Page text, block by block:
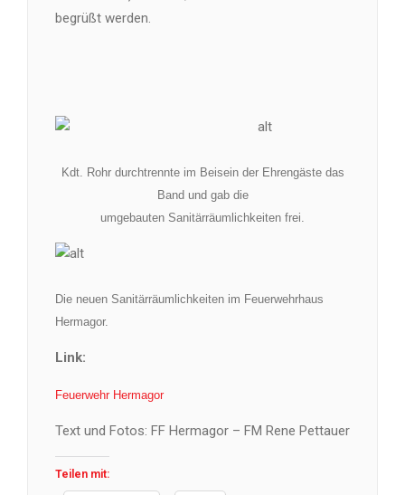
begrüßt werden.
Kdt. Rohr durchtrennte im Beisein der Ehrengäste das
Band und gab die
umgebauten Sanitärräumlichkeiten frei.
Die neuen Sanitärräumlichkeiten im Feuerwehrhaus
Hermagor.
Link:
Feuerwehr Hermagor
Text und Fotos: FF Hermagor – FM Rene Pettauer
Teilen mit: